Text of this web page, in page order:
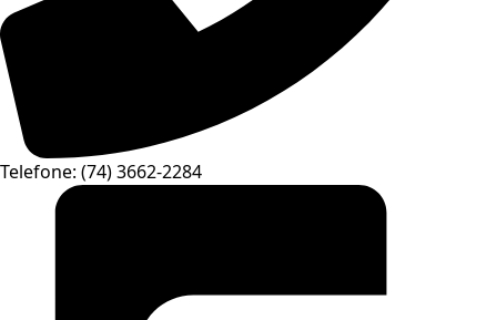
Telefone: (74) 3662-2284